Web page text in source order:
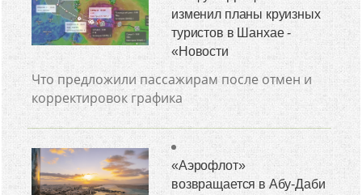
изменил планы круизных
туристов в Шанхае -
«Новости
Что предложили пассажирам после отмен и
корректировок графика
«Аэрофлот»
возвращается в Абу-Даби